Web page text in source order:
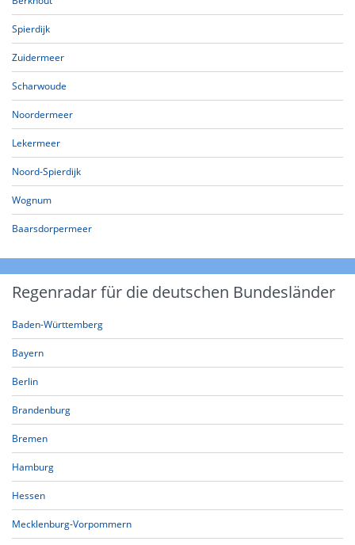
Spierdijk
Zuidermeer
Scharwoude
Noordermeer
Lekermeer
Noord-Spierdijk
Wognum
Baarsdorpermeer
Regenradar für die deutschen Bundesländer
Baden-Württemberg
Bayern
Berlin
Brandenburg
Bremen
Hamburg
Hessen
Mecklenburg-Vorpommern